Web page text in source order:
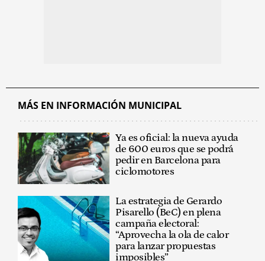
MÁS EN INFORMACIÓN MUNICIPAL
Ya es oficial: la nueva ayuda
de 600 euros que se podrá
pedir en Barcelona para
ciclomotores
La estrategia de Gerardo
Pisarello (BeC) en plena
campaña electoral:
“Aprovecha la ola de calor
para lanzar propuestas
imposibles”